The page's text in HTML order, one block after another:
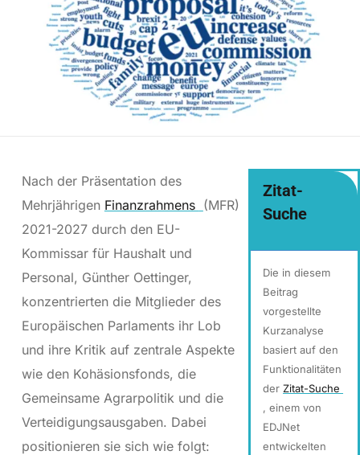
Zitat-
Suche
Die in diesem
Beitrag
vorgestellte
Kurzanalyse
basiert auf den
Funktionalitäten
derZitat-Suche
, einem von
EDJNet
entwickelten
Nach der Präsentation des
Mehrjährigen Finanzrahmens (MFR)
2021-2027 durch den EU-
Kommissar für Haushalt und
Personal, Günther Oettinger,
konzentrierten die Mitglieder des
Europäischen Parlaments ihr Lob
und ihre Kritik auf zentrale Aspekte
wie den Kohäsionsfonds, die
Gemeinsame Agrarpolitik und die
Verteidigungsausgaben. Dabei
positionieren sie sich wie folgt: